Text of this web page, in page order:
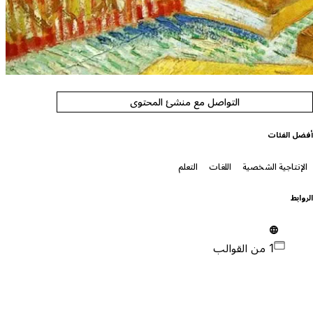
التواصل مع منشئ المحتوى
أفضل الفئات
الإنتاجية الشخصية اللغات التعلم
الروابط
1 من القوالب